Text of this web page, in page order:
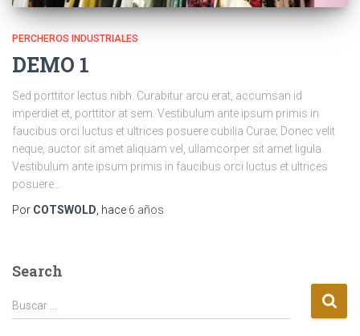
PERCHEROS INDUSTRIALES
DEMO 1
Sed porttitor lectus nibh. Curabitur arcu erat, accumsan id
imperdiet et, porttitor at sem. Vestibulum ante ipsum primis in
faucibus orci luctus et ultrices posuere cubilia Curae; Donec velit
neque, auctor sit amet aliquam vel, ullamcorper sit amet ligula.
Vestibulum ante ipsum primis in faucibus orci luctus et ultrices
posuere…
Por COTSWOLD , hace 6 años
Search
B
u
Buscar …